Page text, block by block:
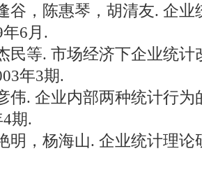
，陈惠琴，胡清友. 企业
6月.
等. 市场经济下企业统计
年3期.
. 企业内部两种统计行为
期.
，杨海山. 企业统计理论